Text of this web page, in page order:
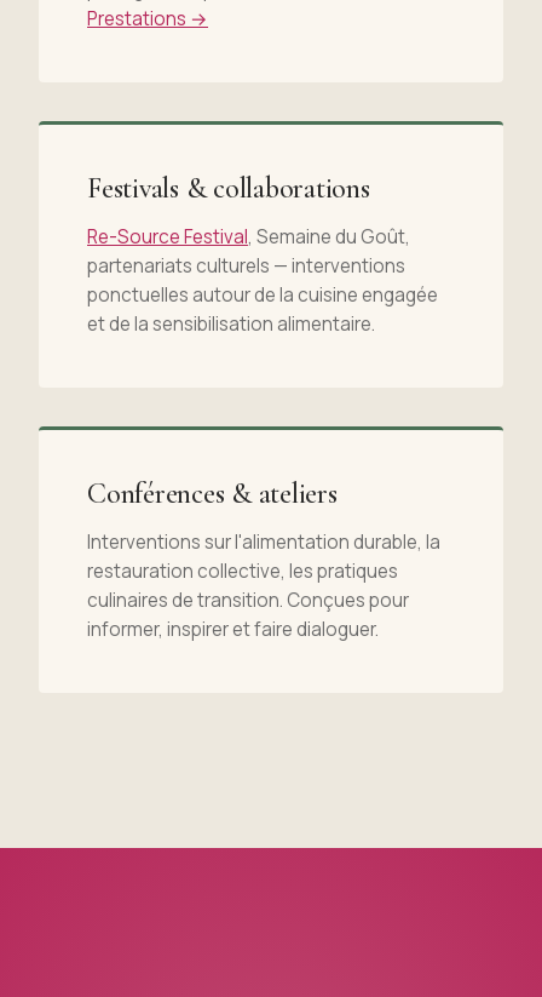
Prestations →
Festivals & collaborations
Re-Source Festival, Semaine du Goût,
partenariats culturels — interventions
ponctuelles autour de la cuisine engagée
et de la sensibilisation alimentaire.
Conférences & ateliers
Interventions sur l'alimentation durable, la
restauration collective, les pratiques
culinaires de transition. Conçues pour
informer, inspirer et faire dialoguer.